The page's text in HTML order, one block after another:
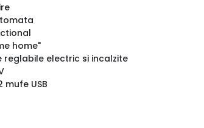
home"
reglabile electric si incalzite
USB